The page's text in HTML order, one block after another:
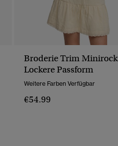
Broderie Trim Minirock
Lockere Passform
Weitere Farben Verfügbar
€54.99